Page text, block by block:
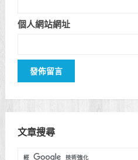
個人網站網址
文章搜尋